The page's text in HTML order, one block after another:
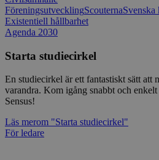
FöreningsutvecklingScouternaSvenska
Existentiell hållbarhet
Agenda 2030
Starta studiecirkel
En studiecirkel är ett fantastiskt sätt att
varandra. Kom igång snabbt och
Sensus!
Läs merom "Starta studiecirkel"
För ledare